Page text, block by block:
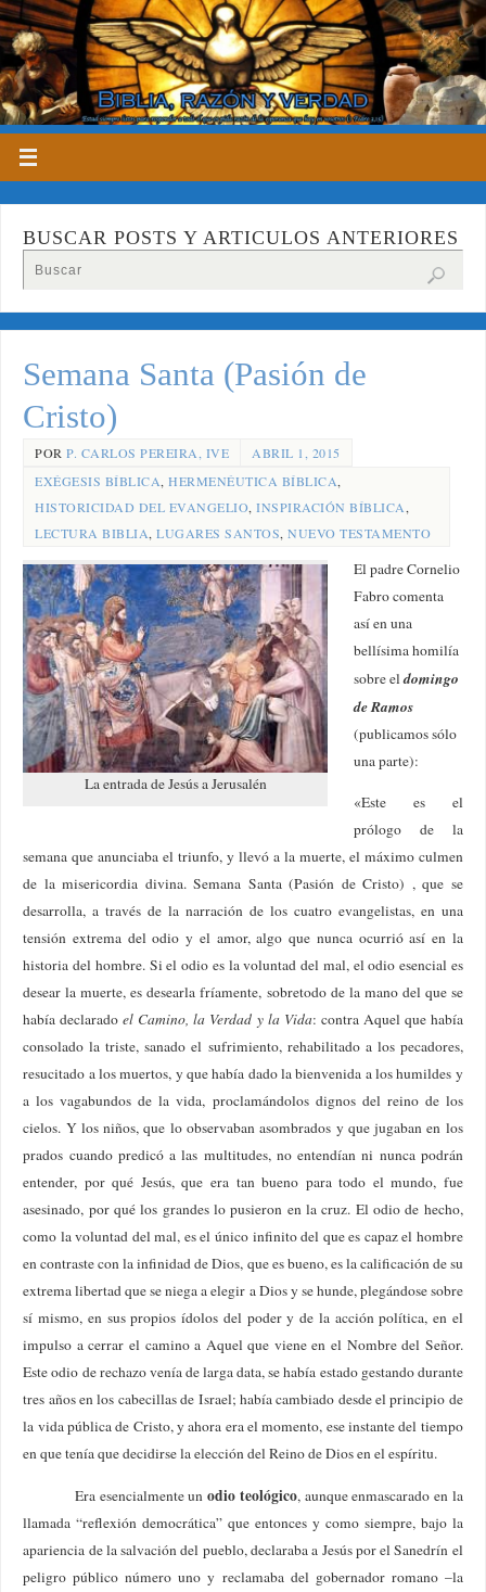
BUSCAR POSTS Y ARTICULOS ANTERIORES
Semana Santa (Pasión de
Cristo)
PORP. CARLOS PEREIRA, IVE
ABRIL 1, 2015
EXÉGESIS BÍBLICA,HERMENÉUTICA BÍBLICA,
HISTORICIDAD DEL EVANGELIO,INSPIRACIÓN BÍBLICA,
LECTURA BIBLIA,LUGARES SANTOS,NUEVO TESTAMENTO
La entrada de Jesús a Jerusalén
El padre Cornelio
Fabro comenta
así en una
bellísima homilía
sobre eldomingo
de Ramos
(publicamos sólo
una parte):
«Este es el
prólogo de la
semana que anunciaba el triunfo, y llevó a la muerte, el máximo culmen
de la misericordia divina. Semana Santa (Pasión de Cristo) , que se
desarrolla, a través de la narración de los cuatro evangelistas, en una
tensión extrema del odio y el amor, algo que nunca ocurrió así en la
historia del hombre. Si el odio es la voluntad del mal, el odio esencial es
desear la muerte, es desearla fríamente, sobretodo de la mano del que se
había declaradoel Camino, la Verdad y la Vida: contra Aquel que había
consolado la triste, sanado el sufrimiento, rehabilitado a los pecadores,
resucitado a los muertos, y que había dado la bienvenida a los humildes y
a los vagabundos de la vida, proclamándolos dignos del reino de los
cielos. Y los niños, que lo observaban asombrados y que jugaban en los
prados cuando predicó a las multitudes, no entendían ni nunca podrán
entender, por qué Jesús, que era tan bueno para todo el mundo, fue
asesinado, por qué los grandes lo pusieron en la cruz. El odio de hecho,
como la voluntad del mal, es el único infinito del que es capaz el hombre
en contraste con la infinidad de Dios, que es bueno, es la calificación de su
extrema libertad que se niega a elegir a Dios y se hunde, plegándose sobre
sí mismo, en sus propios ídolos del poder y de la acción política, en el
impulso a cerrar el camino a Aquel que viene en el Nombre del Señor.
Este odio de rechazo venía de larga data, se había estado gestando durante
tres años en los cabecillas de Israel; había cambiado desde el principio de
la vida pública de Cristo, y ahora era el momento, ese instante del tiempo
en que tenía que decidirse la elección del Reino de Dios en el espíritu.
Era esencialmente un odio teológico, aunque enmascarado en la
llamada “reflexión democrática” que entonces y como siempre, bajo la
apariencia de la salvación del pueblo, declaraba a Jesús por el Sanedrín el
peligro público número uno y reclamaba del gobernador romano –la